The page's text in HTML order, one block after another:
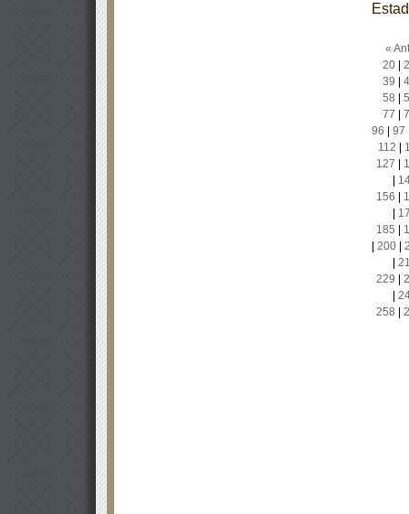
«
20|
39
58
77
96
97
112
127
156
185
200|
229
258